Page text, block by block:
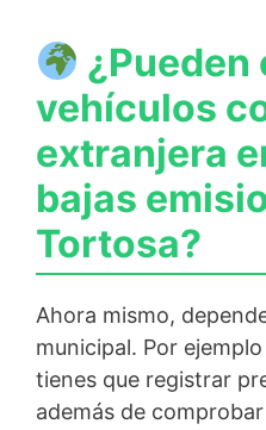
¿Pueden
vehículos
extranjera
bajas
Tortosa?
Ahora mismo,
municipal. Por
tienes que registrar
además de